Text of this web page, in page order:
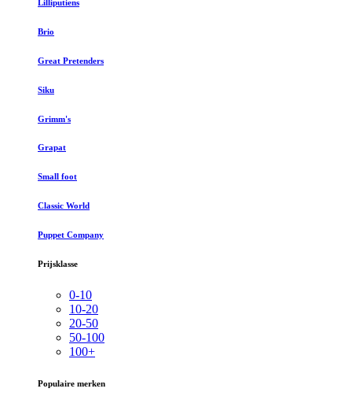
Lilliputiens
Brio
Great Pretenders
Siku
Grimm's
Grapat
Small foot
Classic World
Puppet Company
Prijsklasse
0-10
10-20
20-50
50-100
100+
Populaire merken